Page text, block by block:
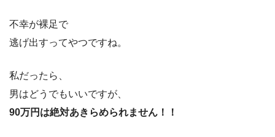
不幸が裸足で
逃げ出すってやつですね。
私だったら、
男はどうでもいいですが、
90万円は絶対あきらめられません！！